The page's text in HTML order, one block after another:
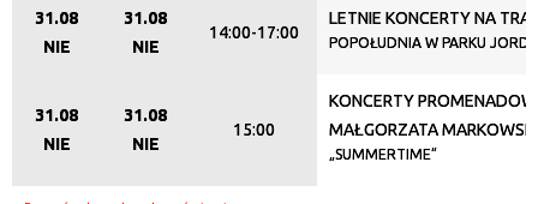
Miejsce
Organizator
31.08
NIE
31.08
NIE
14:00-17:00
LETNIE KONCERTY NA
POPOŁUDNIA W PARKU
31.08
NIE
31.08
NIE
15:00
KONCERTY
MAŁGORZATA
„SUMMERTIME”